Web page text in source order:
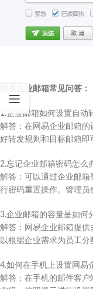
网易企业邮箱常见问答：
1.企业邮箱如何设置自动
解答：在网易企业邮箱的
好转发规则和目标邮箱即
2.忘记企业邮箱密码怎么
解答：可以通过企业邮箱
行密码重置操作。管理员
3.企业邮箱的容量是如何
解答：网易企业邮箱提供
以根据企业需求为员工分
4.如何在手机上设置网易
解答：在手机的邮件客户